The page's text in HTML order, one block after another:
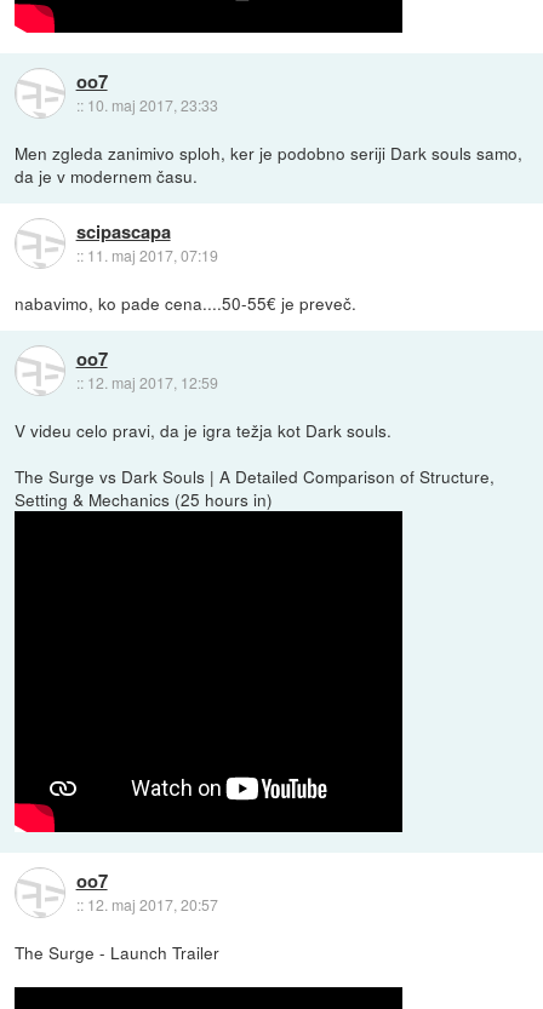
oo7
:: 10. maj 2017, 23:33
Men zgleda zanimivo sploh, ker je podobno seriji Dark souls samo,
da je v modernem času.
scipascapa
:: 11. maj 2017, 07:19
nabavimo, ko pade cena....50-55€ je preveč.
oo7
:: 12. maj 2017, 12:59
V videu celo pravi, da je igra težja kot Dark souls.
The Surge vs Dark Souls | A Detailed Comparison of Structure,
Setting & Mechanics (25 hours in)
oo7
:: 12. maj 2017, 20:57
The Surge - Launch Trailer